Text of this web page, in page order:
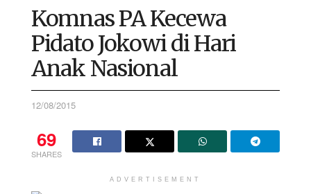
Komnas PA Kecewa
Pidato Jokowi di Hari
Anak Nasional
12/08/2015
69
SHARES
ADVERTISEMENT